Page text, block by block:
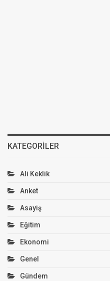
KATEGORILER
Ali Keklik
Anket
Asayiş
Eğitim
Ekonomi
Genel
Gündem